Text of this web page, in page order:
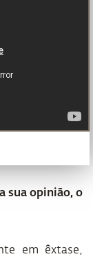
sua opinião, o
em êxtase,